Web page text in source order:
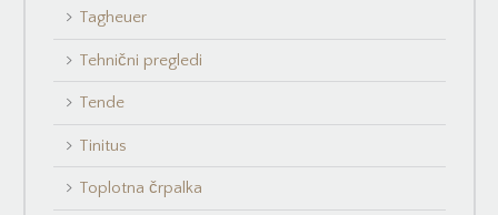
Tagheuer
Tehnični pregledi
Tende
Tinitus
Toplotna črpalka